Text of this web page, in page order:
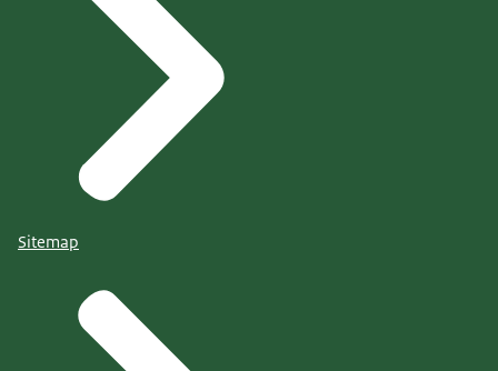
Sitemap